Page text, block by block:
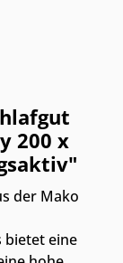
200 x
der Mako
bietet eine